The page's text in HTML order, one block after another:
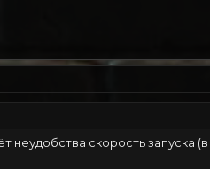
скорость запуска